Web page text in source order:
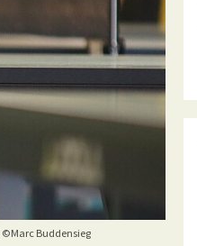
©Marc Buddensieg